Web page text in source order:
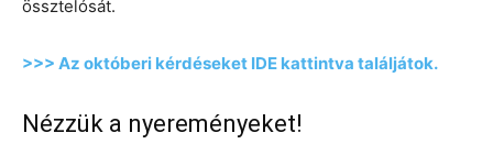
össztelósát.
>>> Az októberi kérdéseket IDE kattintva találjátok.
Nézzük a nyereményeket!